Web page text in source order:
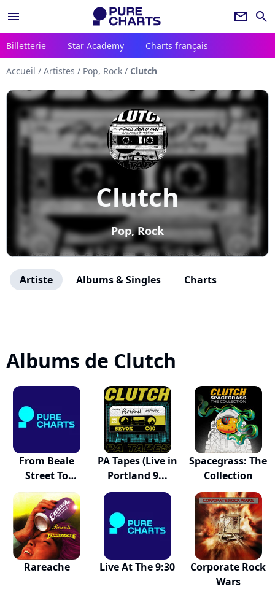
menu newsletter search
Billetterie Star Academy Charts français
Accueil / Artistes / Pop, Rock / Clutch
Clutch
Pop, Rock
Artiste Albums & Singles Charts
Albums de Clutch
From Beale
Street To
Oblivion
PA Tapes (Live in
Portland 9...
Spacegrass: The
Collection
Rareache Live At The 9:30
Corporate Rock
Wars